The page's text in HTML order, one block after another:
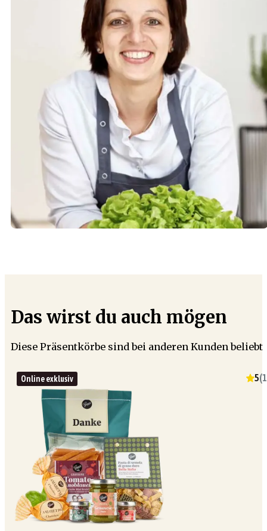
Das wirst du auch mögen
Diese Präsentkörbe sind bei anderen Kunden beliebt
Online exklusiv 5(